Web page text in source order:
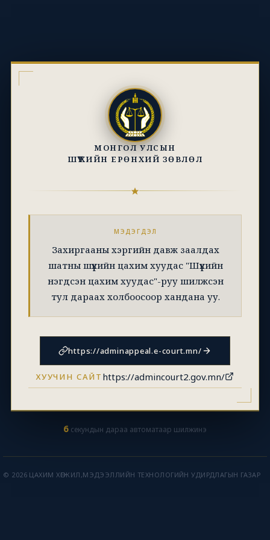
МОНГОЛ УЛСЫН
ШҮҮХИЙН ЕРӨНХИЙ ЗӨВЛӨЛ
МЭДЭГДЭЛ
Захиргааны хэргийн давж заалдах
шатны шүүхийн цахим хуудас "Шүүхийн
нэгдсэн цахим хуудас"-руу шилжсэн
тул дараах холбоосоор хандана уу.
https://adminappeal.e-court.mn/
ХУУЧИН САЙТ https://admincourt2.gov.mn/
6 секундын дараа автоматаар шилжинэ
© 2026 ЦАХИМ ХӨГЖИЛ,МЭДЭЭЛЛИЙН ТЕХНОЛОГИЙН УДИРДЛАГЫН ГАЗАР